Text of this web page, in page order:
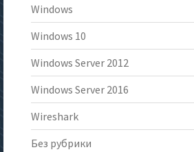
Windows
Windows 10
Windows Server 2012
Windows Server 2016
Wireshark
Без рубрики